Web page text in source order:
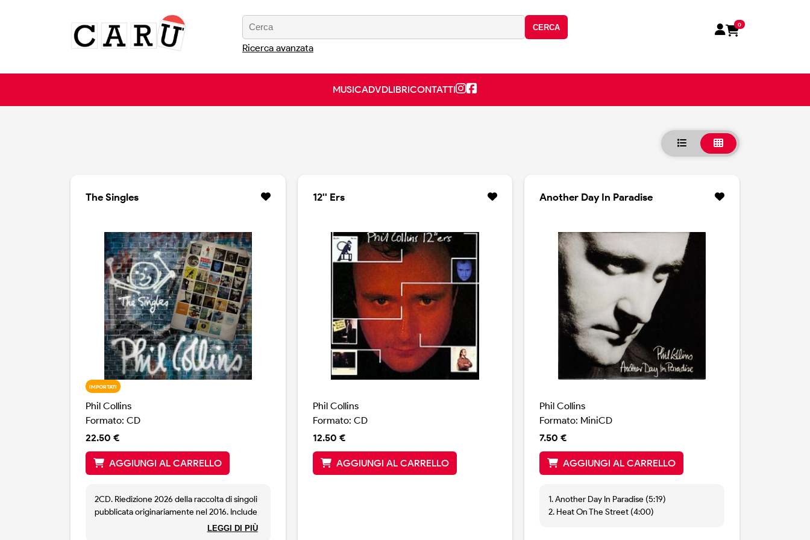
CERCA
Ricerca avanzata
0
MUSICADVDLIBRICONTATTI
The Singles
IMPORTATI
Phil Collins
Formato: CD
22.50 €
AGGIUNGI AL CARRELLO
2CD. Riedizione 2026 della raccolta di singoli
pubblicata originariamente nel 2016. Include
tutti i successi di Phil Collins, da In the Air
LEGGI DI PIÙ
12'' Ers
Phil Collins
Formato: CD
12.50 €
AGGIUNGI AL CARRELLO
Another Day In Paradise
Phil Collins
Formato: MiniCD
7.50 €
AGGIUNGI AL CARRELLO
1. Another Day In Paradise (5:19)
2. Heat On The Street (4:00)